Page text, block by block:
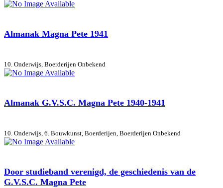
Almanak Magna Pete 1941
10. Onderwijs, Boerderijen Onbekend
Almanak G.V.S.C. Magna Pete 1940-1941
10. Onderwijs, 6. Bouwkunst, Boerderijen, Boerderijen Onbekend
Door studieband verenigd, de geschiedenis van de
G.V.S.C. Magna Pete